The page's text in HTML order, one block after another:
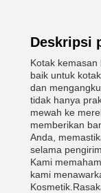
Deskripsi
Kotak
baik untuk
dan
tidak hanya
mewah ke
memberikan
Anda,
selama
Kami
kami